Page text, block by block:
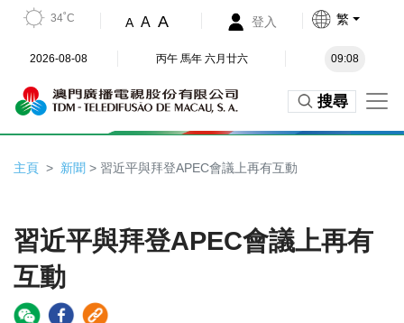
34˚C A A A 登入 繁
2026-08-08 丙午 馬年 六月廿六 09:08
搜尋
主頁 新聞 > 習近平與拜登APEC會議上再有互動
習近平與拜登APEC會議上再有
互動